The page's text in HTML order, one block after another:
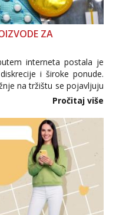
ZA
interneta postala je
i široke ponude.
na tržištu se pojavljuju
internetske
Pročitaj više